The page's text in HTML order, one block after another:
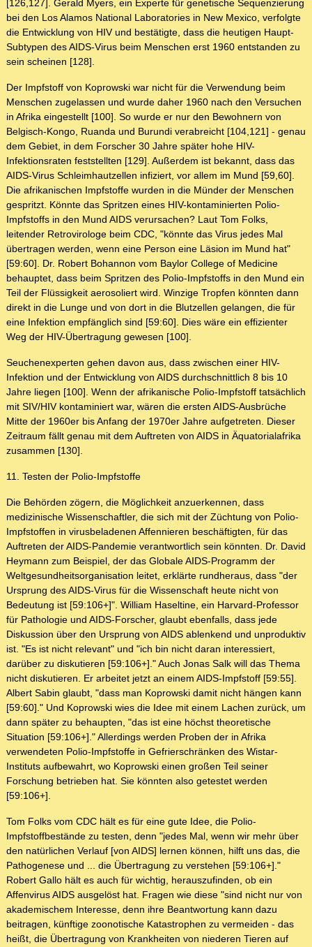
[126,127]. Gerald Myers, ein Experte für genetische Sequenzierung
bei den Los Alamos National Laboratories in New Mexico, verfolgte
die Entwicklung von HIV und bestätigte, dass die heutigen Haupt-
Subtypen des AIDS-Virus beim Menschen erst 1960 entstanden zu
sein scheinen [128].
Der Impfstoff von Koprowski war nicht für die Verwendung beim
Menschen zugelassen und wurde daher 1960 nach den Versuchen
in Afrika eingestellt [100]. So wurde er nur den Bewohnern von
Belgisch-Kongo, Ruanda und Burundi verabreicht [104,121] - genau
dem Gebiet, in dem Forscher 30 Jahre später hohe HIV-
Infektionsraten feststellten [129]. Außerdem ist bekannt, dass das
AIDS-Virus Schleimhautzellen infiziert, vor allem im Mund [59,60].
Die afrikanischen Impfstoffe wurden in die Münder der Menschen
gespritzt. Könnte das Spritzen eines HIV-kontaminierten Polio-
Impfstoffs in den Mund AIDS verursachen? Laut Tom Folks,
leitender Retrovirologe beim CDC, "könnte das Virus jedes Mal
übertragen werden, wenn eine Person eine Läsion im Mund hat"
[59:60]. Dr. Robert Bohannon vom Baylor College of Medicine
behauptet, dass beim Spritzen des Polio-Impfstoffs in den Mund ein
Teil der Flüssigkeit aerosoliert wird. Winzige Tropfen könnten dann
direkt in die Lunge und von dort in die Blutzellen gelangen, die für
eine Infektion empfänglich sind [59:60]. Dies wäre ein effizienter
Weg der HIV-Übertragung gewesen [100].
Seuchenexperten gehen davon aus, dass zwischen einer HIV-
Infektion und der Entwicklung von AIDS durchschnittlich 8 bis 10
Jahre liegen [100]. Wenn der afrikanische Polio-Impfstoff tatsächlich
mit SIV/HIV kontaminiert war, wären die ersten AIDS-Ausbrüche
Mitte der 1960er bis Anfang der 1970er Jahre aufgetreten. Dieser
Zeitraum fällt genau mit dem Auftreten von AIDS in Äquatorialafrika
zusammen [130].
11. Testen der Polio-Impfstoffe
Die Behörden zögern, die Möglichkeit anzuerkennen, dass
medizinische Wissenschaftler, die sich mit der Züchtung von Polio-
Impfstoffen in virusbeladenen Affennieren beschäftigten, für das
Auftreten der AIDS-Pandemie verantwortlich sein könnten. Dr. David
Heymann zum Beispiel, der das Globale AIDS-Programm der
Weltgesundheitsorganisation leitet, erklärte rundheraus, dass "der
Ursprung des AIDS-Virus für die Wissenschaft heute nicht von
Bedeutung ist [59:106+]". William Haseltine, ein Harvard-Professor
für Pathologie und AIDS-Forscher, glaubt ebenfalls, dass jede
Diskussion über den Ursprung von AIDS ablenkend und unproduktiv
ist. "Es ist nicht relevant" und "ich bin nicht daran interessiert,
darüber zu diskutieren [59:106+]." Auch Jonas Salk will das Thema
nicht diskutieren. Er arbeitet jetzt an einem AIDS-Impfstoff [59:55].
Albert Sabin glaubt, "dass man Koprowski damit nicht hängen kann
[59:60]." Und Koprowski wies die Idee mit einem Lachen zurück, um
dann später zu behaupten, "das ist eine höchst theoretische
Situation [59:106+]." Allerdings werden Proben der in Afrika
verwendeten Polio-Impfstoffe in Gefrierschränken des Wistar-
Instituts aufbewahrt, wo Koprowski einen großen Teil seiner
Forschung betrieben hat. Sie könnten also getestet werden
[59:106+].
Tom Folks vom CDC hält es für eine gute Idee, die Polio-
Impfstoffbestände zu testen, denn "jedes Mal, wenn wir mehr über
den natürlichen Verlauf [von AIDS] lernen können, hilft uns das, die
Pathogenese und ... die Übertragung zu verstehen [59:106+]."
Robert Gallo hält es auch für wichtig, herauszufinden, ob ein
Affenvirus AIDS ausgelöst hat. Fragen wie diese "sind nicht nur von
akademischem Interesse, denn ihre Beantwortung kann dazu
beitragen, künftige zoonotische Katastrophen zu vermeiden - das
heißt, die Übertragung von Krankheiten von niederen Tieren auf